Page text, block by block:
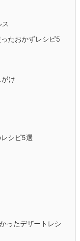
たおかずレシピ5
け
シピ5選
ったデザートレシ